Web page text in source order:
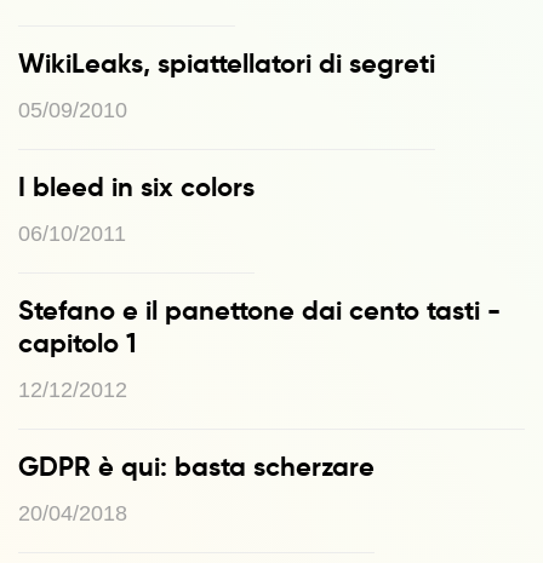
WikiLeaks, spiattellatori di segreti
05/09/2010
I bleed in six colors
06/10/2011
Stefano e il panettone dai cento tasti -
capitolo 1
12/12/2012
GDPR è qui: basta scherzare
20/04/2018